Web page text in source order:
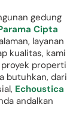
gedung
Cipta
layanan
kualitas, kami
properti
butuhkan, dari
Echoustica
andalkan